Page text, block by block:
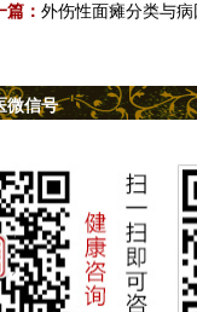
篇： 外伤性面瘫分类与病
微信号